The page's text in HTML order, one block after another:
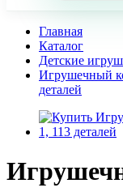
Главная
Каталог
Детские
Игрушечный
деталей